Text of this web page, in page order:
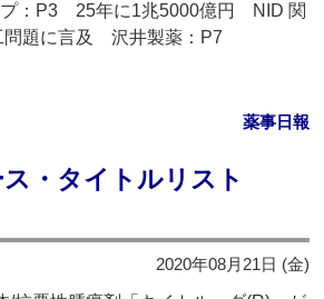
：P3 25年に1兆5000億円 NID 関
題に言及 沢井製薬：P7
薬事日報
ス・タイトルリスト
2020年08月21日 (金)